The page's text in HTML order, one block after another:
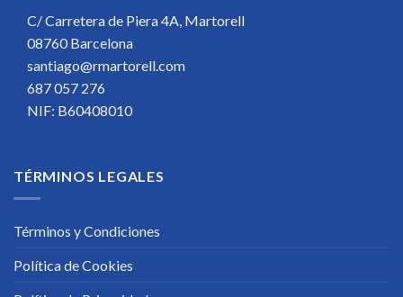
C/ Carretera de Piera 4A, Martorell
08760 Barcelona
santiago@rmartorell.com
687 057 276
NIF: B60408010
TÉRMINOS LEGALES
Términos y Condiciones
Política de Cookies